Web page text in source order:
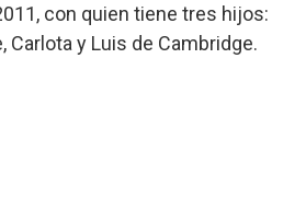
con quien tiene tres hijos:
Carlota y Luis de Cambridge.